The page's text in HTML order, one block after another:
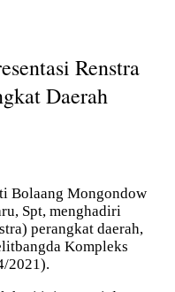
Renstra
Daerah
Bolaang Mongondow
Spt, menghadiri
perangkat daerah,
Kompleks
2021).